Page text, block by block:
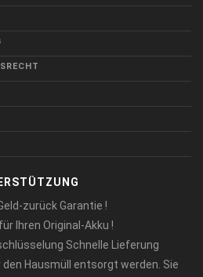
zurück Garantie !
Ihren Original-Akku !
Schnelle Lieferung
Hausmüll entsorgt werden. Sie